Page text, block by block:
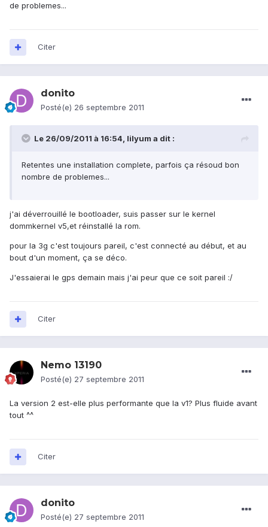
de problemes...
Citer
donito
Posté(e) 26 septembre 2011
Le 26/09/2011 à 16:54, lilyum a dit :
Retentes une installation complete, parfois ça résoud bon
nombre de problemes...
j'ai déverrouillé le bootloader, suis passer sur le kernel
dommkernel v5,et réinstallé la rom.
pour la 3g c'est toujours pareil, c'est connecté au début, et au
bout d'un moment, ça se déco.
J'essaierai le gps demain mais j'ai peur que ce soit pareil :/
Citer
Nemo 13190
Posté(e) 27 septembre 2011
La version 2 est-elle plus performante que la v1? Plus fluide avant
tout ^^
Citer
donito
Posté(e) 27 septembre 2011